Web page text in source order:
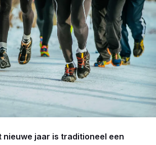
nieuwe jaar is traditioneel een